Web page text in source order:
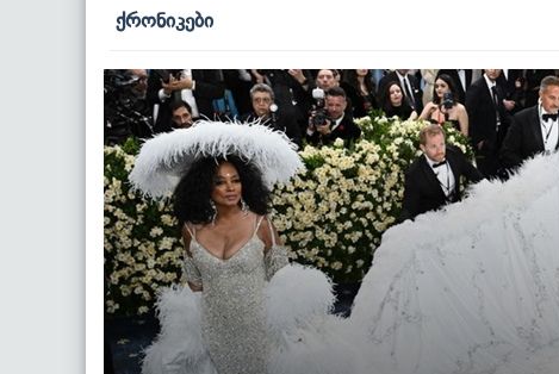
ქრონიკები